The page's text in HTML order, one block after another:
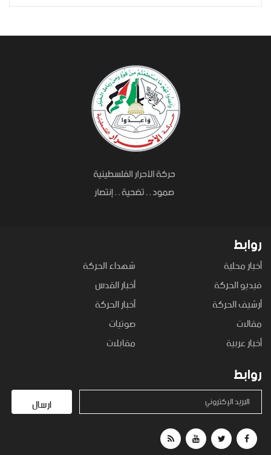
روابط
أخبار محلية
شهداء الحركة
فيديو الحركة
أخبار القدس
أرشيف الحركة
أخبار الحركة
مقالات
صوتيات
أخبار عربية
مقابلات
روابط
البريد الإكتروني ارسال